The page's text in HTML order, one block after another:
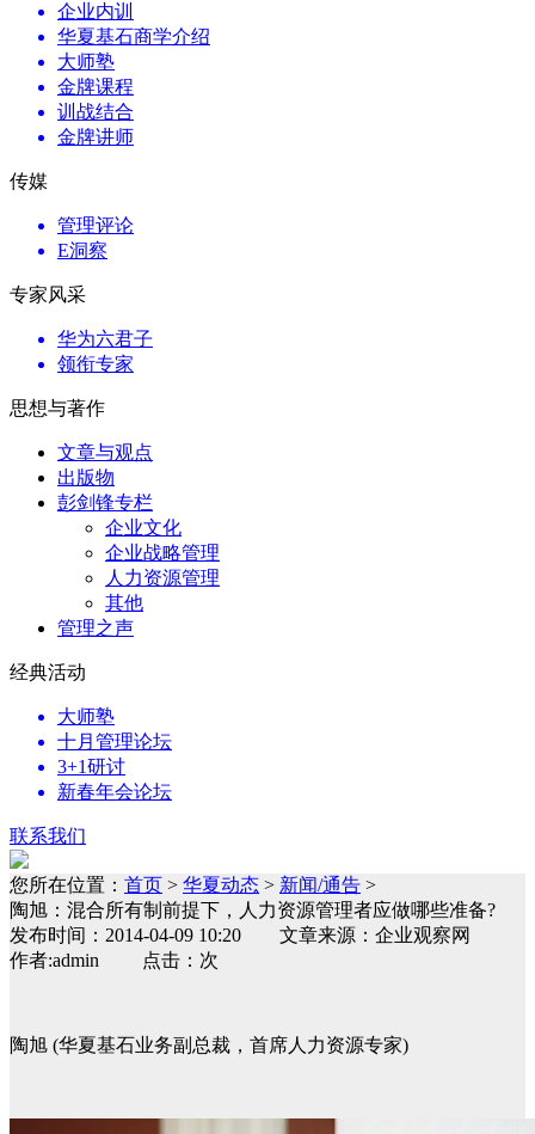
企业内训
华夏基石商学介绍
大师塾
金牌课程
训战结合
金牌讲师
传媒
管理评论
E洞察
专家风采
华为六君子
领衔专家
思想与著作
文章与观点
出版物
彭剑锋专栏
企业文化
企业战略管理
人力资源管理
其他
管理之声
经典活动
大师塾
十月管理论坛
3+1研讨
新春年会论坛
联系我们
您所在位置： 首页 > 华夏动态 > 新闻/通告 >
陶旭：混合所有制前提下，人力资源管理者应做哪些准备?
发布时间：2014-04-09 10:20 文章来源：企业观察网
作者:admin 点击：次
陶旭 (华夏基石业务副总裁，首席人力资源专家)